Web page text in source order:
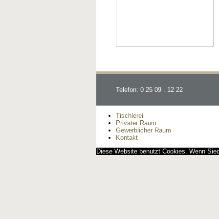
Telefon: 0 25 09 . 12 22
Tischlerei
Privater Raum
Gewerblicher Raum
Kontakt
Diese Website benutzt Cookies. Wenn